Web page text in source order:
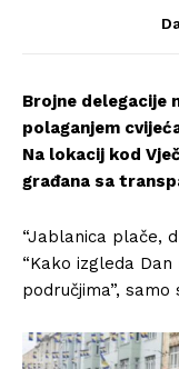
Brojne delegacije
polaganjem
Na lokacij kod
građana sa
“Jablanica plače,
“Kako izgleda
područjima”,